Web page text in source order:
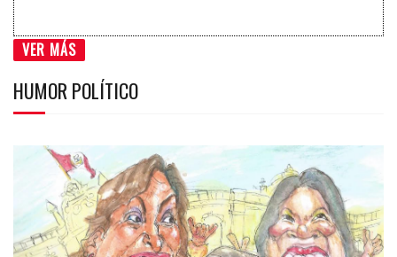
VER MÁS
HUMOR POLÍTICO